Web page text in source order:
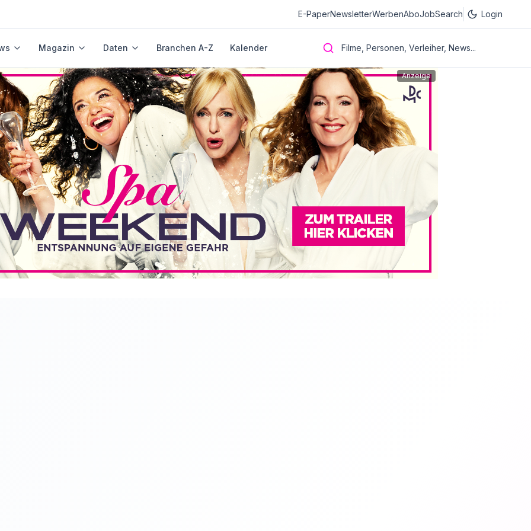
E-PaperNewsletterWerbenAboJobSearch Login
Magazin Daten Branchen A-Z Kalender Filme, Personen, Verleiher, News...
Anzeige